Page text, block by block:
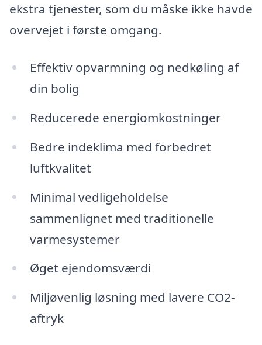
ekstra tjenester, som du måske ikke havde
overvejet i første omgang.
Effektiv opvarmning og nedkøling af
din bolig
Reducerede energiomkostninger
Bedre indeklima med forbedret
luftkvalitet
Minimal vedligeholdelse
sammenlignet med traditionelle
varmesystemer
Øget ejendomsværdi
Miljøvenlig løsning med lavere CO2-
aftryk